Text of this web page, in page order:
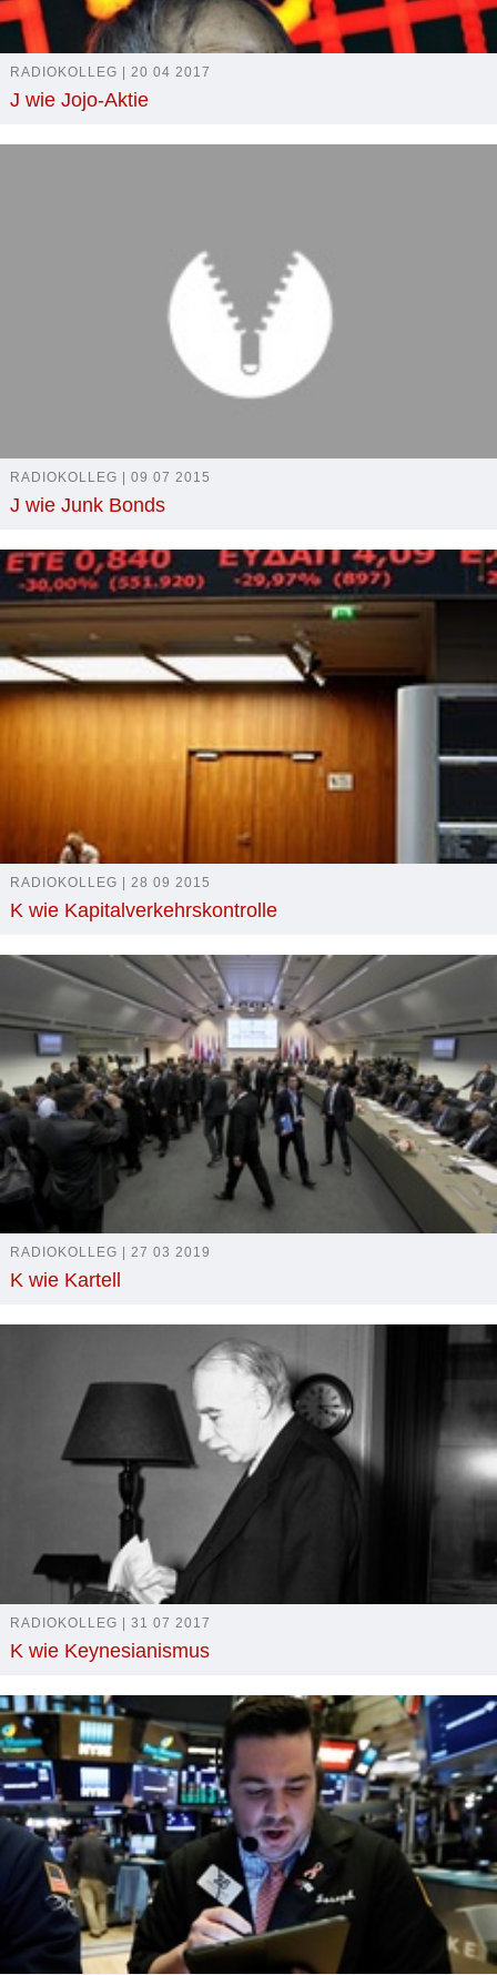
RADIOKOLLEG | 20 04 2017
J wie Jojo-Aktie
RADIOKOLLEG | 09 07 2015
J wie Junk Bonds
RADIOKOLLEG | 28 09 2015
K wie Kapitalverkehrskontrolle
RADIOKOLLEG | 27 03 2019
K wie Kartell
RADIOKOLLEG | 31 07 2017
K wie Keynesianismus